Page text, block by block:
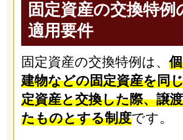
固定資産の交換特例
適用要件
固定資産の交換特例は、
建物などの固定資産を同
定資産と交換した際、譲
たものとする制度です。